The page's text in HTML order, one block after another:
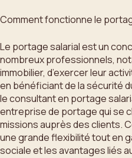
Comment fonctionne le
Le portage salarial est un
nombreux professionnels,
immobilier, d’exercer leur
en bénéficiant de la sécurité
le consultant en portage
entreprise de portage qui se
missions auprès des clients.
une grande flexibilité tout en
sociale et les avantages liés